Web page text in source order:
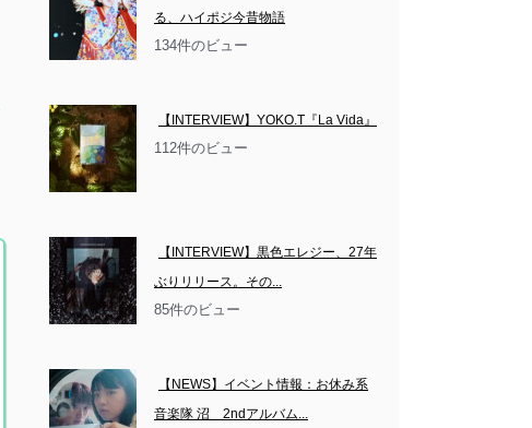
る、ハイポジ今昔物語
134件のビュー
【INTERVIEW】YOKO.T『La Vida』
112件のビュー
【INTERVIEW】黒色エレジー、27年
ぶりリリース。その...
85件のビュー
【NEWS】イベント情報：お休み系
音楽隊 沼　2ndアルバム...